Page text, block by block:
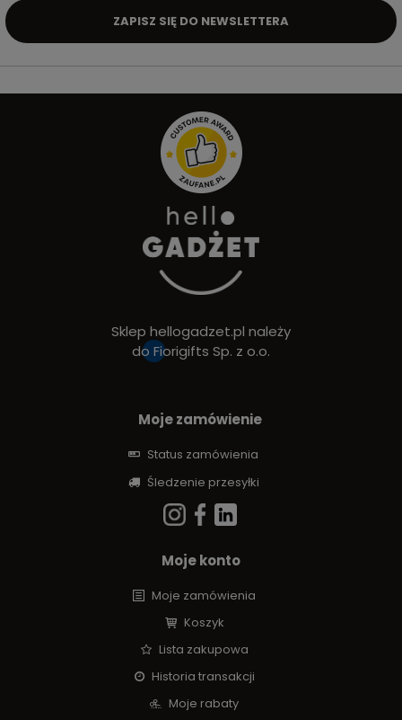
ZAPISZ SIĘ DO NEWSLETTERA
Sklep hellogadzet.pl należy
do Fiorigifts Sp. z o.o.
Moje zamówienie
Status zamówienia
Śledzenie przesyłki
Moje konto
Moje zamówienia
Koszyk
Lista zakupowa
Historia transakcji
Moje rabaty